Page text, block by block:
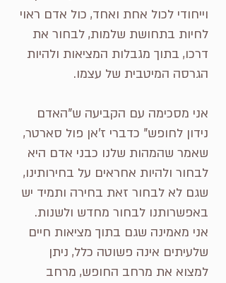
וייחודי לכול אחת ואחד, כול אדם ראוי
לחיות בתחושת שלמות, לבחור את
דרכו, בתוך מגבלות המציאות ולהיות
הגרסה המיטבית של עצמו.
אני מסכימה עם הקביעה ש"האדם
נידון לחופש" כדברי ז'אן פול סארטר,
שאמר שהמהות שלנו כבני אדם היא
לבחור ולהיות אחראים על בחירותינו,
שגם לא לבחור זאת בחירה ותמיד יש
באפשרותנו לבחור מחדש ולשנות.
אני מאמינה שגם בתוך מציאות חיים
שלעיתים אינה פשוטה כלל, ניתן
למצוא את מרחב החופש, מרחב